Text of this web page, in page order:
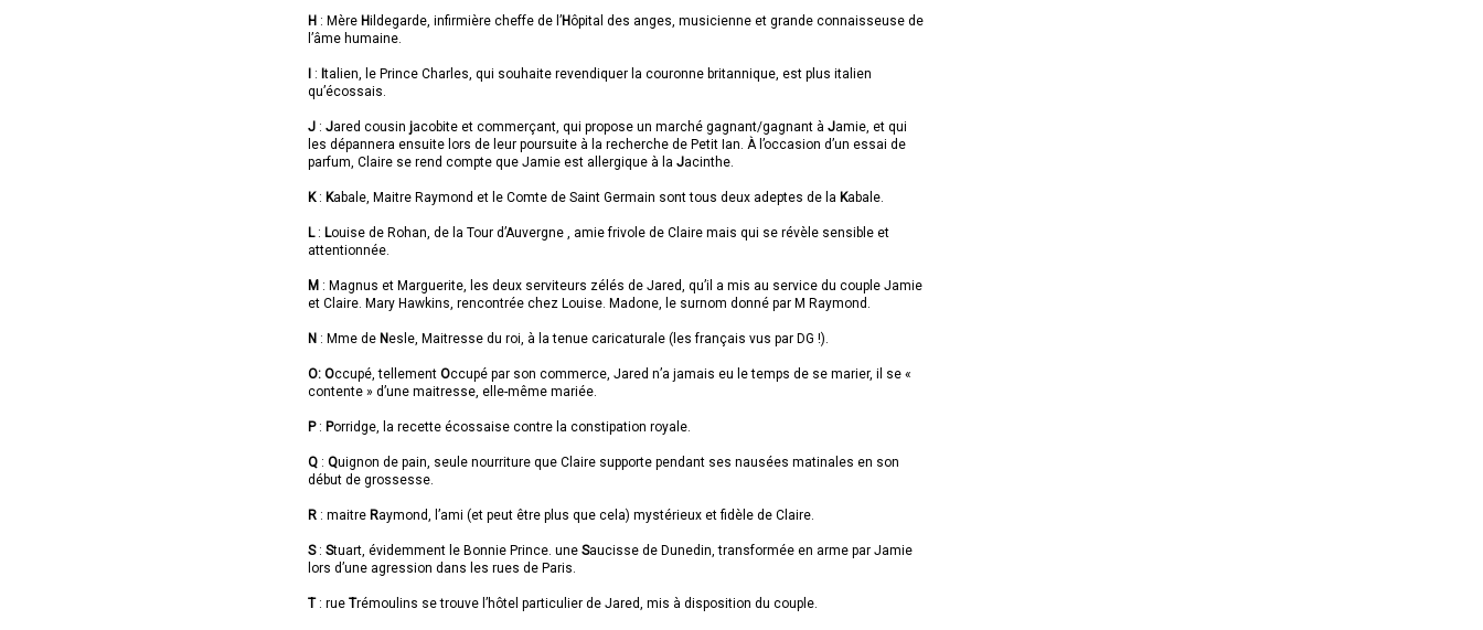
H : Mère Hildegarde, infirmière cheffe de l’Hôpital des anges, musicienne et grande connaisseuse de
l’âme humaine.
: Italien, le Prince Charles, qui souhaite revendiquer la couronne britannique, est plus italien
qu’écossais.
J : Jared cousin jacobite et commerçant, qui propose un marché gagnant/gagnant à Jamie, et qui
les dépannera ensuite lors de leur poursuite à la recherche de Petit Ian. À l’occasion d’un essai de
parfum, Claire se rend compte que Jamie est allergique à la Jacinthe.
K : Kabale, Maitre Raymond et le Comte de Saint Germain sont tous deux adeptes de la Kabale.
L : Louise de Rohan, de la Tour d’Auvergne , amie frivole de Claire mais qui se révèle sensible et
attentionnée.
M : Magnus et Marguerite, les deux serviteurs zélés de Jared, qu’il a mis au service du couple Jamie
et Claire. Mary Hawkins, rencontrée chez Louise. Madone, le surnom donné par M Raymond.
N : Mme de Nesle, Maitresse du roi, à la tenue caricaturale (les français vus par DG !).
O: Occupé, tellement Occupé par son commerce, Jared n’a jamais eu le temps de se marier, il se «
contente » d’une maitresse, elle-même mariée.
P : Porridge, la recette écossaise contre la constipation royale.
Q : Quignon de pain, seule nourriture que Claire supporte pendant ses nausées matinales en son
début de grossesse.
R : maitre Raymond, l’ami (et peut être plus que cela) mystérieux et fidèle de Claire.
S : Stuart, évidemment le Bonnie Prince. une Saucisse de Dunedin, transformée en arme par Jamie
lors d’une agression dans les rues de Paris.
T : rue Trémoulins se trouve l’hôtel particulier de Jared, mis à disposition du couple.